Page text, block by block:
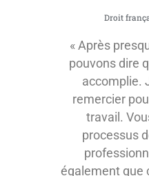
Droit
« Après
pouvons dire
accomplie.
remercier
travail.
processus
également que